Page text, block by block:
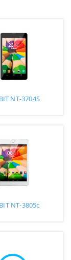
NT-3704S
NT-3805c